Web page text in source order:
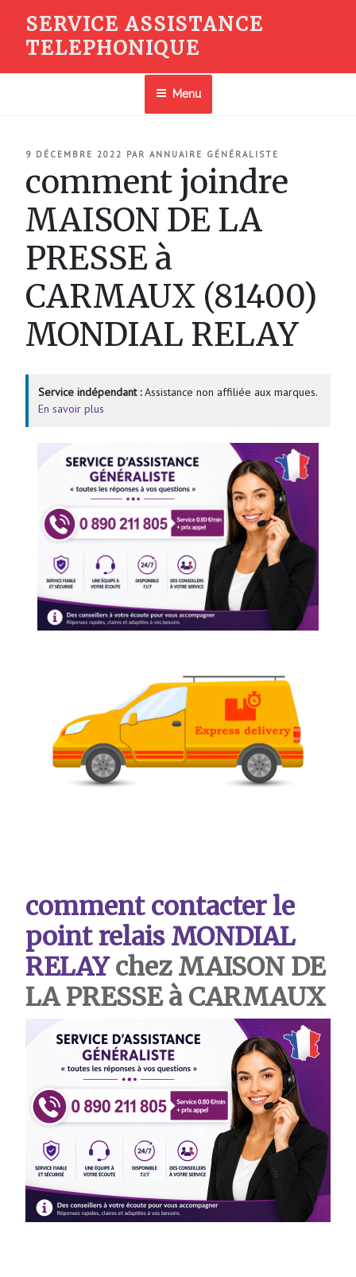
contenu
SERVICE ASSISTANCE
TELEPHONIQUE
Menu
PUBLIÉ
9 DÉCEMBRE 2022 PAR ANNUAIRE GÉNÉRALISTE
comment joindre
MAISON DE LA
PRESSE à
CARMAUX (81400)
MONDIAL RELAY
Service indépendant :Assistance non affiliée aux marques.
En savoir plus
comment contacter le
point relais MONDIAL
RELAYchez MAISON DE
LA PRESSE à CARMAUX